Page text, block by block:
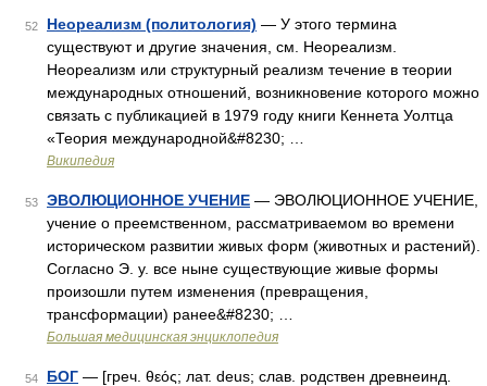
52 Неореализм (политология) — У этого термина
существуют и другие значения, см. Неореализм.
Неореализм или структурный реализм течение в теории
международных отношений, возникновение которого можно
связать с публикацией в 1979 году книги Кеннета Уолтца
«Теория международной&#8230; …
Википедия
53 ЭВОЛЮЦИОННОЕ УЧЕНИЕ — ЭВОЛЮЦИОННОЕ УЧЕНИЕ,
учение о преемственном, рассматриваемом во времени
историческом развитии живых форм (животных и растений).
Согласно Э. у. все ныне существующие живые формы
произошли путем изменения (превращения,
трансформации) ранее&#8230; …
Большая медицинская энциклопедия
54 БОГ — [греч. θεός; лат. deus; слав. родствен древнеинд.